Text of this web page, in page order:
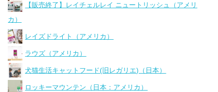
【販売終了】レイチェルレイ ニュートリッシュ（アメリ
カ）
レイズドライト（アメリカ）
ラウズ（アメリカ）
犬猫生活キャットフード(旧レガリエ)（日本）
ロッキーマウンテン（日本：アメリカ）